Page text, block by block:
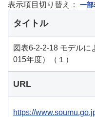
表示項目切り替え： 一部
タイトル
図表6-2-2-18 モデルに
015年度）（１）
URL
https://